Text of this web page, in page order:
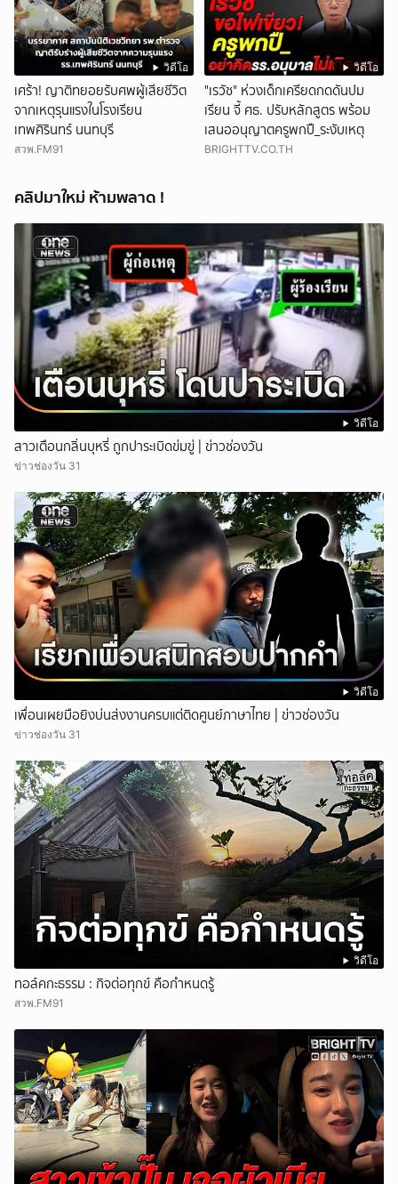
วิดีโอ
เศร้า! ญาติทยอยรับศพผู้เสียชีวิต
จากเหตุรุนแรงในโรงเรียน
เทพศิรินทร์ นนทบุรี
สวพ.FM91
วิดีโอ
"เรวัช" ห่วงเด็กเครียดกดดันปม
เรียน จี้ ศธ. ปรับหลักสูตร พร้อม
เสนออนุญาตครูพกปื_ระงับเหตุ
BRIGHTTV.CO.TH
คลิปมาใหม่ ห้ามพลาด !
วิดีโอ
สาวเตือนกลิ่นบุหรี่ ถูกปาระเบิดข่มขู่ | ข่าวช่องวัน
ข่าวช่องวัน 31
วิดีโอ
เพื่อนเผยมือยิงบ่นส่งงานครบแต่ติดศูนย์ภาษาไทย | ข่าวช่องวัน
ข่าวช่องวัน 31
วิดีโอ
ทอล์คกะธรรม : กิจต่อทุกข์ คือกำหนดรู้
สวพ.FM91